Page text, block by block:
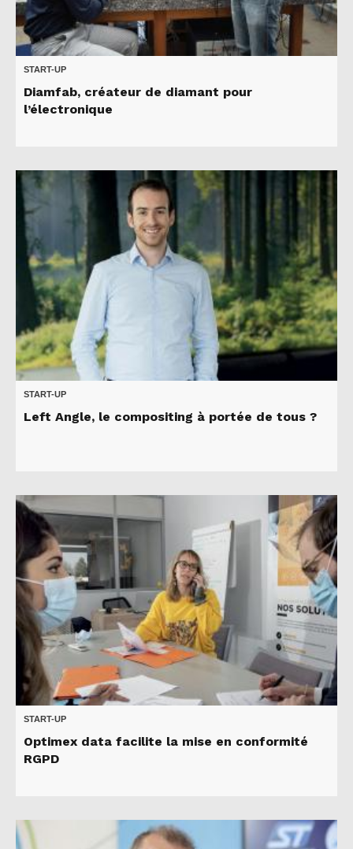
START-UP
Diamfab, créateur de diamant pour
l’électronique
START-UP
Left Angle, le compositing à portée de tous ?
START-UP
Optimex data facilite la mise en conformité
RGPD